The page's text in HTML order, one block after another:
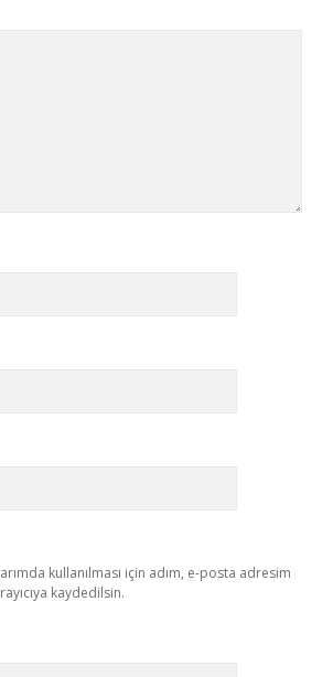
kullanılması için adım, e-posta adresim
kaydedilsin.